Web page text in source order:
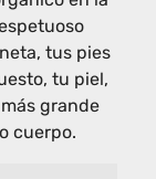
tus pies
tu piel,
grande
cuerpo.